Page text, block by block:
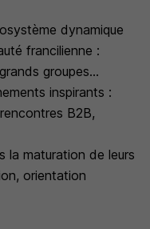
dynamique
francilienne :
groupes...
inspirants :
B2B,
la maturation de leurs
orientation